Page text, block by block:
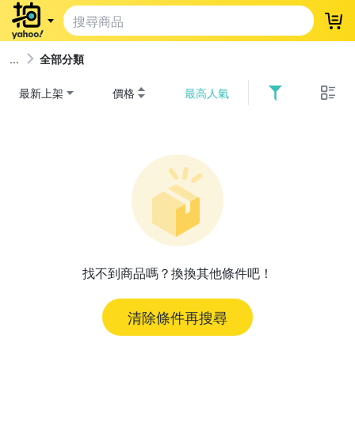
登
全部分類
最新上架 價格 最高人氣
找不到商品嗎？換換其他條件吧！
清除條件再搜尋